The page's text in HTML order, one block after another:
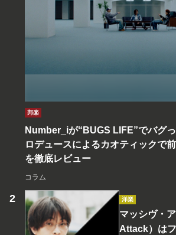
邦楽
Number_iが“BUGS LIFE”でバグ
ロデュースによるカオティックで
を徹底レビュー
コラム
洋楽
マッシヴ・
Attack）は